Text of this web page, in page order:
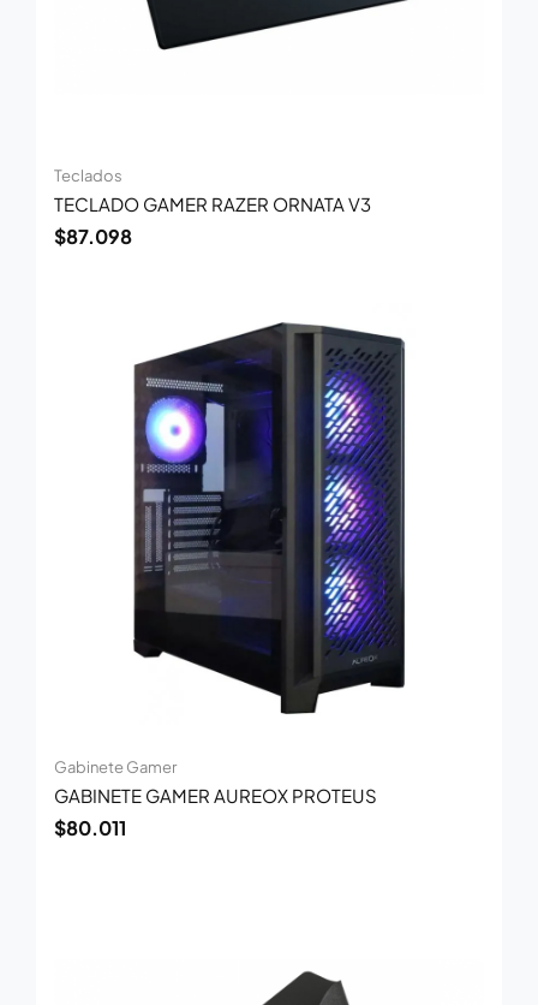
Teclados
TECLADO GAMER RAZER ORNATA V3
$87.098
Gabinete Gamer
GABINETE GAMER AUREOX PROTEUS
$80.011